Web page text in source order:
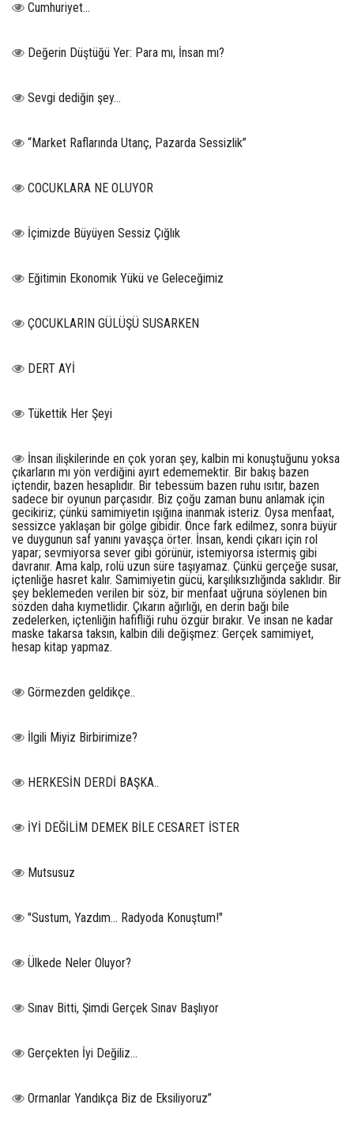
Cumhuriyet…
Değerin Düştüğü Yer: Para mı, İnsan mı?
Sevgi dediğin şey…
“Market Raflarında Utanç, Pazarda Sessizlik”
COCUKLARA NE OLUYOR
İçimizde Büyüyen Sessiz Çığlık
Eğitimin Ekonomik Yükü ve Geleceğimiz
ÇOCUKLARIN GÜLÜŞÜ SUSARKEN
DERT AYİ
Tükettik Her Şeyi
İnsan ilişkilerinde en çok yoran şey, kalbin mi konuştuğunu yoksa
çıkarların mı yön verdiğini ayırt edememektir. Bir bakış bazen
içtendir, bazen hesaplıdır. Bir tebessüm bazen ruhu ısıtır, bazen
sadece bir oyunun parçasıdır. Biz çoğu zaman bunu anlamak için
gecikiriz; çünkü samimiyetin ışığına inanmak isteriz. Oysa menfaat,
sessizce yaklaşan bir gölge gibidir. Önce fark edilmez, sonra büyür
ve duygunun saf yanını yavaşça örter. İnsan, kendi çıkarı için rol
yapar; sevmiyorsa sever gibi görünür, istemiyorsa istermiş gibi
davranır. Ama kalp, rolü uzun süre taşıyamaz. Çünkü gerçeğe susar,
içtenliğe hasret kalır. Samimiyetin gücü, karşılıksızlığında saklıdır. Bir
şey beklemeden verilen bir söz, bir menfaat uğruna söylenen bin
sözden daha kıymetlidir. Çıkarın ağırlığı, en derin bağı bile
zedelerken, içtenliğin hafifliği ruhu özgür bırakır. Ve insan ne kadar
maske takarsa taksın, kalbin dili değişmez: Gerçek samimiyet,
hesap kitap yapmaz.
Görmezden geldikçe..
İlgili Miyiz Birbirimize?
HERKESİN DERDİ BAŞKA..
İYİ DEĞİLİM DEMEK BİLE CESARET İSTER
Mutsusuz
"Sustum, Yazdım... Radyoda Konuştum!"
Ülkede Neler Oluyor?
Sınav Bitti, Şimdi Gerçek Sınav Başlıyor
Gerçekten İyi Değiliz...
Ormanlar Yandıkça Biz de Eksiliyoruz”